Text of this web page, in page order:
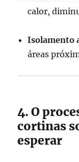
calor,
Isolamento
áreas
4. O
cortinas
esperar